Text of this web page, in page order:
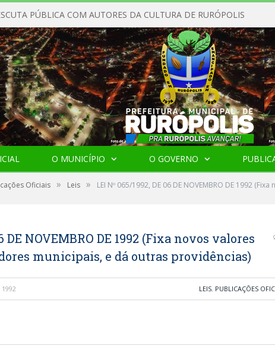
PÚBLICA COM AUTORES DA CULTURA DE RURÓPOLIS
O MUNICÍPIO O GOVERNO
Oficiais » Leis » LEI Nº 065/1992, DE 06 DE NOVEMBRO DE 1992
DE NOVEMBRO DE 1992 (Fixa novos valores
municipais, e dá outras providências)
1992 LEIS, PUBLICAÇÕES